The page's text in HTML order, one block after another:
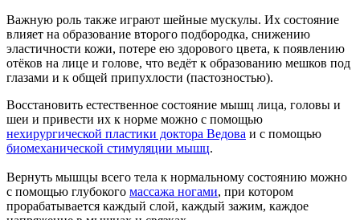
Важную роль также играют шейные мускулы. Их состояние
влияет на образование второго подбородка, снижению
эластичности кожи, потере ею здорового цвета, к появлению
отёков на лице и голове, что ведёт к образованию мешков под
глазами и к общей припухлости (пастозностью).
Восстановить естественное состояние мышц лица, головы и
шеи и привести их к норме можно с помощью
нехирургической пластики доктора Ведова и с помощью
биомеханической стимуляции мышц.
Вернуть мышцы всего тела к нормальному состоянию можно
с помощью глубокого массажа ногами, при котором
прорабатывается каждый слой, каждый зажим, каждое